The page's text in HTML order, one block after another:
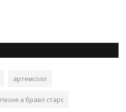
артемсолл
песня а бравл старс